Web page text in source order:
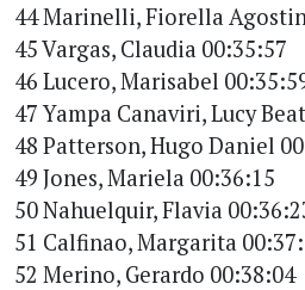
44 Marinelli, Fiorella
45 Vargas, Claudia 00:35:57
46 Lucero, Marisabel
47 Yampa Canaviri, Lucy
48 Patterson, Hugo Daniel
49 Jones, Mariela 00:36:15
50 Nahuelquir, Flavia
51 Calfinao, Margarita
52 Merino, Gerardo 00:38:04